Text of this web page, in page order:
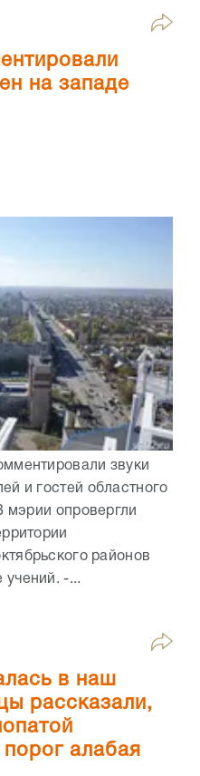
на западе
звуки
и гостей областного
мэрии опровергли
районов
учений. -...
в наш
рассказали,
алабая